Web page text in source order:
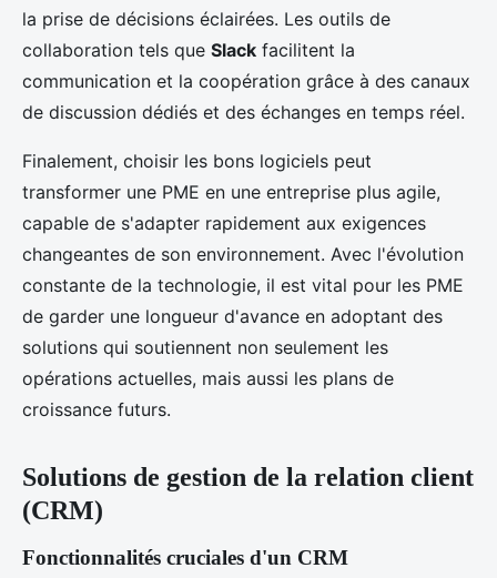
la prise de décisions éclairées. Les outils de
collaboration tels que Slack facilitent la
communication et la coopération grâce à des canaux
de discussion dédiés et des échanges en temps réel.
Finalement, choisir les bons logiciels peut
transformer une PME en une entreprise plus agile,
capable de s'adapter rapidement aux exigences
changeantes de son environnement. Avec l'évolution
constante de la technologie, il est vital pour les PME
de garder une longueur d'avance en adoptant des
solutions qui soutiennent non seulement les
opérations actuelles, mais aussi les plans de
croissance futurs.
Solutions de gestion de la relation client
(CRM)
Fonctionnalités cruciales d'un CRM